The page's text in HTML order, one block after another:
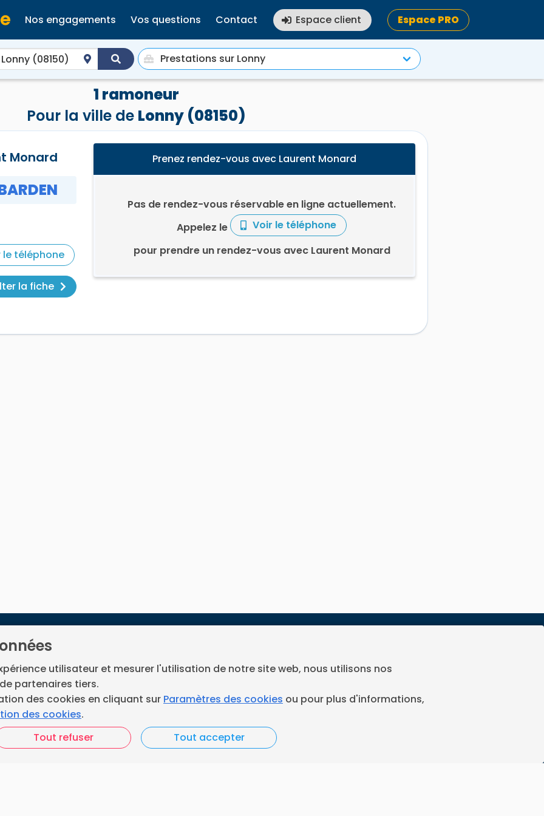
utilisateur et mesurer l'utilisation de notre site web, nous utilisons nos
partenaires tiers.
des cookies en cliquant sur Paramètres des cookies ou pour plus d'informations,
des cookies.
Tout refuser
Tout accepter
Nos engagements Vos questions Contact Espace client Espace PRO
1 ramoneur
Pour la ville de Lonny (08150)
Monard
le téléphone
la fiche
Prenez rendez-vous avec Laurent Monard
Pas de rendez-vous réservable en ligne actuellement.
Appelez le
Voir le téléphone
pour prendre un rendez-vous avec Laurent Monard
les ramoneurs en
développé parNeoloop.
Facebook Instagram
Nos engagements
Vos questions
Les ramoneurs proches
Préférences Cookies
Vous êtes un ramoneur ?